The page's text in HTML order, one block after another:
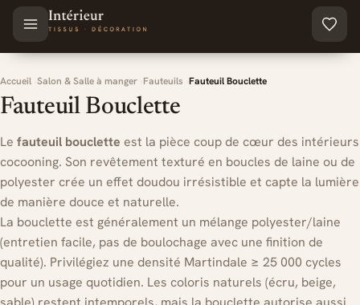
Aller au contenu principal
Accueil Salon & Salle à manger Fauteuils Fauteuil Bouclette
Fauteuil Bouclette
Le fauteuil bouclette est la pièce coup de cœur des intérieurs
cocooning. Son revêtement texturé en boucles de laine ou de
polyester crée un effet doudou irrésistible et capte la lumière
de manière douce et naturelle.
La bouclette est généralement un mélange polyester/laine
(entretien facile, pas de boulochage avec une finition de
qualité). Privilégiez une densité Martindale ≥ 25 000 cycles
pour un usage quotidien. Les coloris naturels (écru, beige,